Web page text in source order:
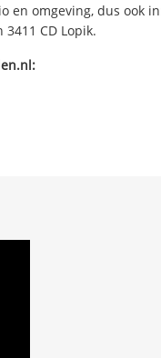
en omgeving, dus ook
CD Lopik.